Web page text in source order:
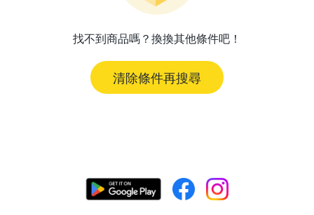
找不到商品嗎？換換其他條件吧！
清除條件再搜尋